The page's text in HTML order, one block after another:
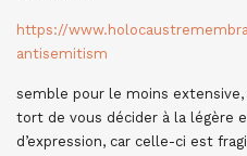
https://
antisemitism
semble pour le moins
tort de vous décider à la légère
d’expression, car celle-ci est